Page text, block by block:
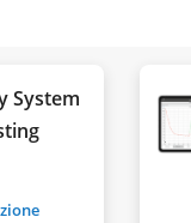
System